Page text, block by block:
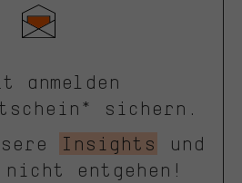
anmelden
sichern.
Insights
und
nicht entgehen!